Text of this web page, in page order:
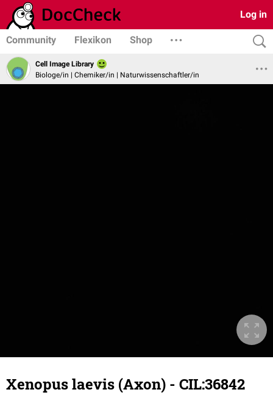
Log in
Community Flexikon Shop
Cell Image Library
Biologe/in | Chemiker/in | Naturwissenschaftler/in
Xenopus laevis (Axon) - CIL:36842